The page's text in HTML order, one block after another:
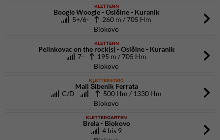
KLETTERN
Boogie Woogie - Osičine - Kuranik
5+/6-
260 m / 705 Hm
Biokovo
KLETTERN
Pelinkovac on the rock(s) - Osičine - Kuranik
7- 195 m / 705 Hm
Biokovo
KLETTERSTEIG
Mali Šibenik Ferrata
C/D
500 Hm / 1330 Hm
Biokovo
KLETTERGARTEN
Brela - Biokovo
4 bis 9